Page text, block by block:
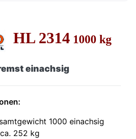
HL 2314 1000 kg
einachsig
1000 einachsig
252 kg